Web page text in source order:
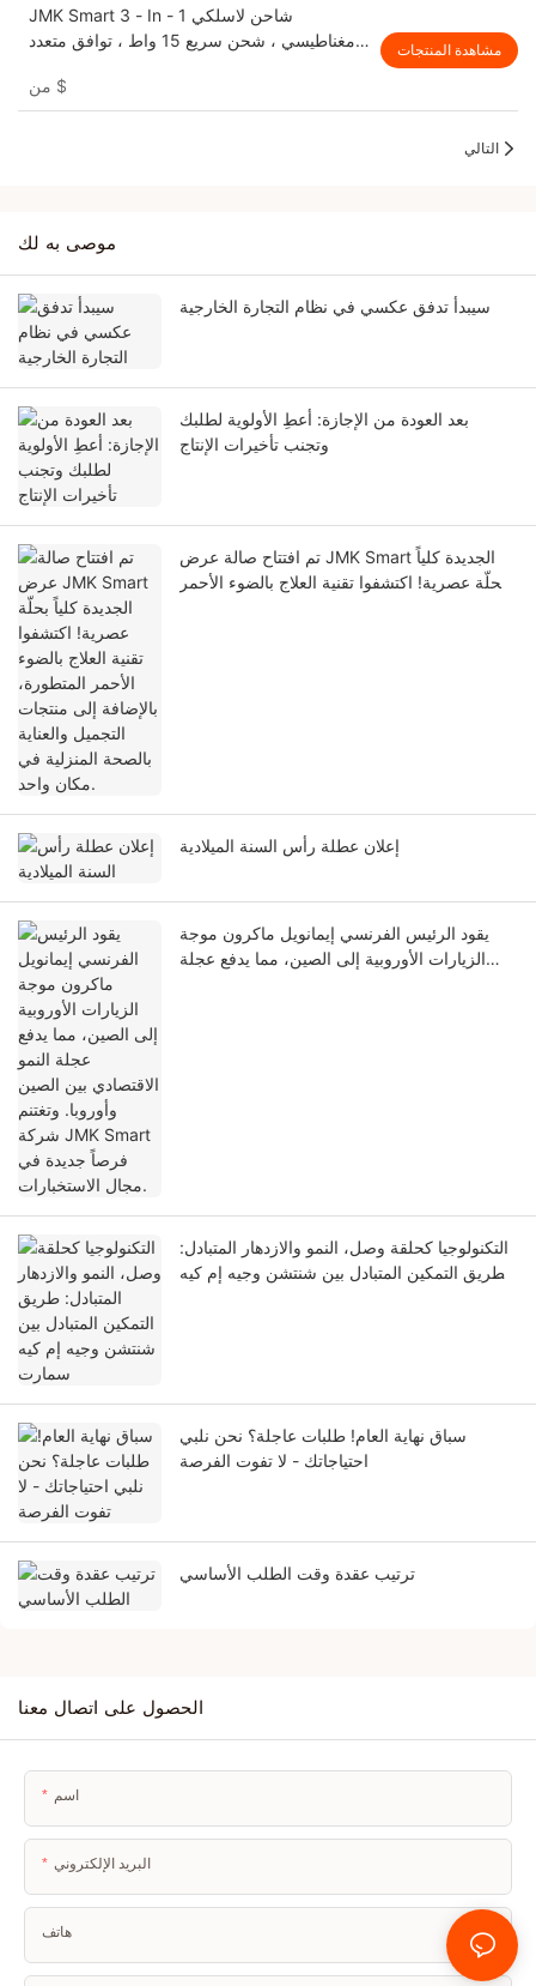
JMK Smart 3 - In - 1 شاحن لاسلكي
مغناطيسي ، شحن سريع 15 واط ، توافق متعدد
$
مشاهدة المنتجات
التالي
موصى به لك
سيبدأ تدفق عكسي في نظام التجارة الخارجية
بعد العودة من الإجازة: أعطِ الأولوية لطلبك
وتجنب تأخيرات الإنتاج
تم افتتاح صالة عرض JMK Smart الجديدة كلياً
بحلّة عصرية! اكتشفوا تقنية العلاج بالضوء الأحمر
إعلان عطلة رأس السنة الميلادية
يقود الرئيس الفرنسي إيمانويل ماكرون موجة
الزيارات الأوروبية إلى الصين، مما يدفع عجلة
التكنولوجيا كحلقة وصل، النمو والازدهار المتبادل:
طريق التمكين المتبادل بين شنتشن وجيه إم كيه
سباق نهاية العام! طلبات عاجلة؟ نحن نلبي
احتياجاتك - لا تفوت الفرصة
ترتيب عقدة وقت الطلب الأساسي
الحصول على اتصال معنا
اسم
البريد الإلكتروني
هاتف